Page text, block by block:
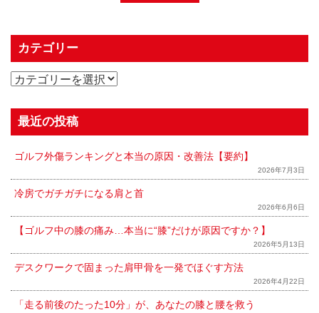
カテゴリー
最近の投稿
ゴルフ外傷ランキングと本当の原因・改善法【要約】
2026年7月3日
冷房でガチガチになる肩と首
2026年6月6日
【ゴルフ中の膝の痛み…本当に“膝”だけが原因ですか？】
2026年5月13日
デスクワークで固まった肩甲骨を一発でほぐす方法
2026年4月22日
「走る前後のたった10分」が、あなたの膝と腰を救う